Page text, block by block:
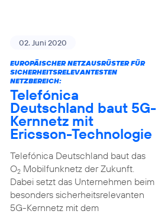
02. Juni 2020
EUROPÄISCHER NETZAUSRÜSTER FÜR
SICHERHEITSRELEVANTESTEN
NETZBEREICH:
Telefónica
Deutschland baut 5G-
Kernnetz mit
Ericsson-Technologie
Telefónica Deutschland baut das
O2Mobilfunknetz der Zukunft.
Dabei setzt das Unternehmen beim
besonders sicherheitsrelevanten
5G-Kernnetz mit dem